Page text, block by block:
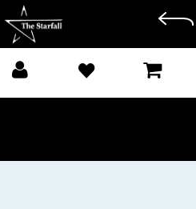
ПО ВСЕЙ РОССИИ! ОПЛАТА ПРИ ПОЛУЧЕНИИ
ПОДРОБНЕЕ >